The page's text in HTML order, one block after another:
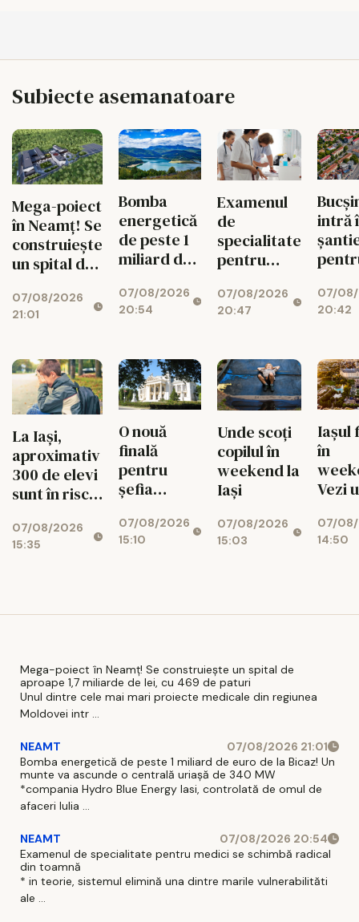
Subiecte asemanatoare
Mega-poiect
în Neamț! Se
construiește
un spital de
miliarde de
lei, cu 469
07/08/2026
21:01
Bomba
energetică
de peste 1
miliard de
Bicaz! Un
munte va
centrală
uriașă de
340 MW
07/08/2026
20:54
Examenul
de
specialitate
pentru
schimbă
radical din
07/08/2026
20:47
intră
07/
20:42
La Iași,
aproximativ
300 de elevi
sunt în risc
07/08/2026
15:35
O nouă
finală
pentru
șefia
Au rămas
doi
07/08/2026
15:10
Unde scoți
copilul în
weekend la
Iași
07/08/2026
15:03
Iașul
în
Vezi
ieși
9
07/
14:50
Mega-poiect în Neamț! Se construiește un spital de
aproape 1,7 miliarde de lei, cu 469 de paturi
Unul dintre cele mai mari proiecte medicale din regiunea
Moldovei intr ...
NEAMT
07/08/2026 21:01
Bomba energetică de peste 1 miliard de euro de la Bicaz! Un
munte va ascunde o centrală uriașă de 340 MW
*compania Hydro Blue Energy Iasi, controlată de omul de
afaceri Iulia ...
NEAMT
07/08/2026 20:54
Examenul de specialitate pentru medici se schimbă radical
din toamnă
* in teorie, sistemul elimină una dintre marile vulnerabilităti
ale ...